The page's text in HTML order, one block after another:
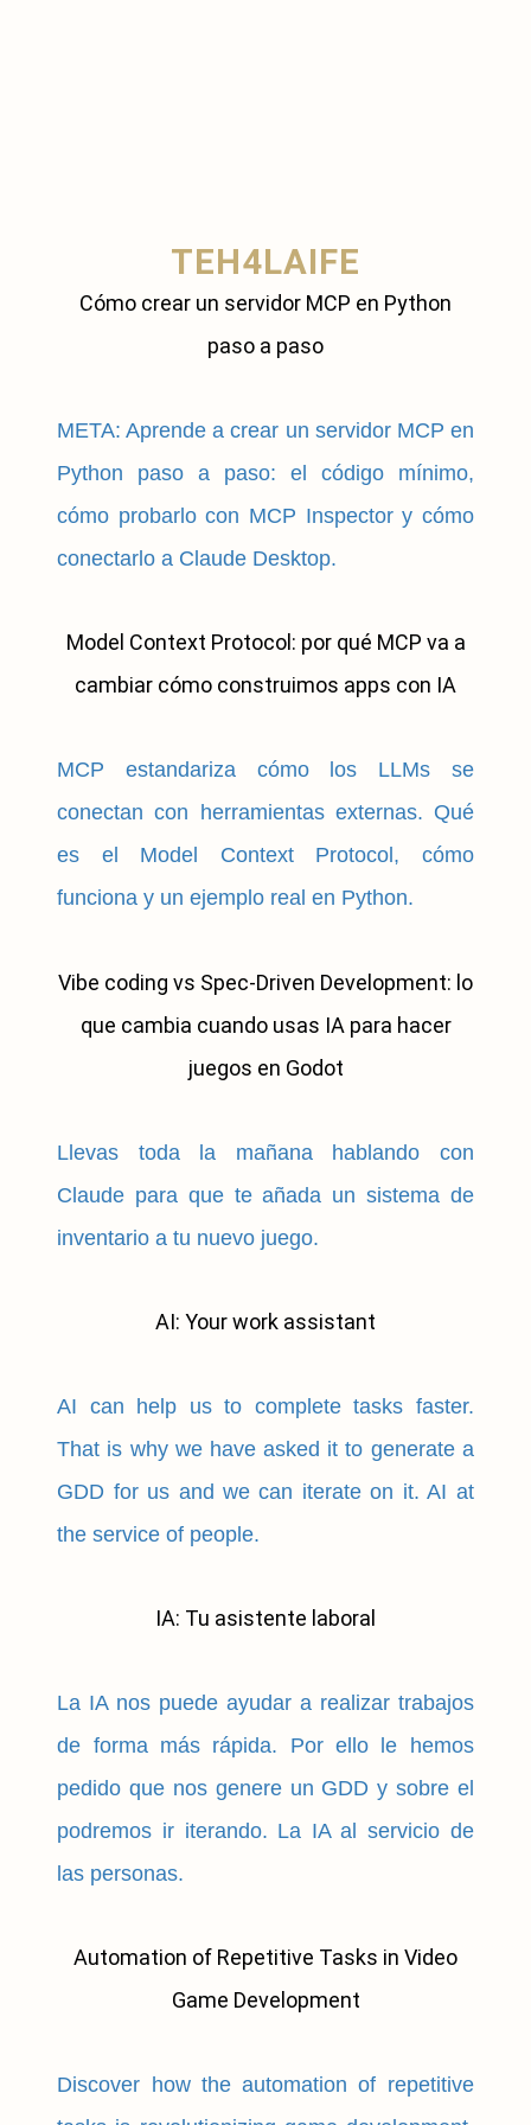
TEH4LAIFE
Cómo crear un servidor MCP en Python
paso a paso
META: Aprende a crear un servidor MCP en
Python paso a paso: el código mínimo,
cómo probarlo con MCP Inspector y cómo
conectarlo a Claude Desktop.
Model Context Protocol: por qué MCP va a
cambiar cómo construimos apps con IA
MCP estandariza cómo los LLMs se
conectan con herramientas externas. Qué
es el Model Context Protocol, cómo
funciona y un ejemplo real en Python.
Vibe coding vs Spec-Driven Development: lo
que cambia cuando usas IA para hacer
juegos en Godot
Llevas toda la mañana hablando con
Claude para que te añada un sistema de
inventario a tu nuevo juego.
AI: Your work assistant
AI can help us to complete tasks faster.
That is why we have asked it to generate a
GDD for us and we can iterate on it. AI at
the service of people.
IA: Tu asistente laboral
La IA nos puede ayudar a realizar trabajos
de forma más rápida. Por ello le hemos
pedido que nos genere un GDD y sobre el
podremos ir iterando. La IA al servicio de
las personas.
Automation of Repetitive Tasks in Video
Game Development
Discover how the automation of repetitive